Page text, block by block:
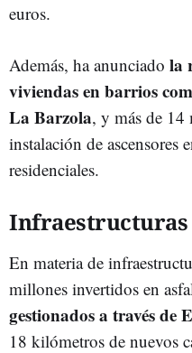
euros.
Además, ha anunciado la
viviendas en barrios
La Barzola, y más de 14
instalación de ascensores
residenciales.
Infraestructuras
En materia de
millones invertidos en
gestionados a través de
18 kilómetros de nuevos